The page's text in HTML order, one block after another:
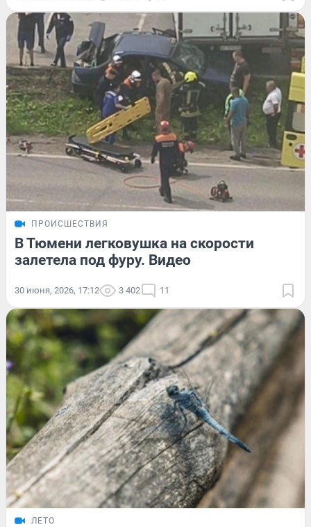
ПРОИСШЕСТВИЯ
В Тюмени легковушка на скорости
залетела под фуру. Видео
30 июня, 2026, 17:12 3 402 11
ЛЕТО